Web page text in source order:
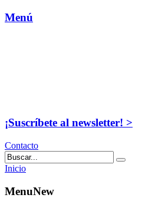
Menú
¡Suscríbete al newsletter! >
Contacto
Inicio
MenuNew